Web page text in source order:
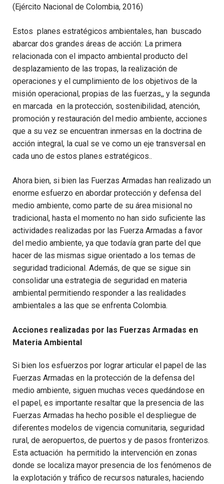
(Ejército Nacional de Colombia, 2016)
Estos planes estratégicos ambientales, han buscado
abarcar dos grandes áreas de acción: La primera
relacionada con el impacto ambiental producto del
desplazamiento de las tropas, la realización de
operaciones y el cumplimiento de los objetivos de la
misión operacional, propias de las fuerzas,, y la segunda
en marcada en la protección, sostenibilidad, atención,
promoción y restauración del medio ambiente, acciones
que a su vez se encuentran inmersas en la doctrina de
acción integral, la cual se ve como un eje transversal en
cada uno de estos planes estratégicos..
Ahora bien, si bien las Fuerzas Armadas han realizado un
enorme esfuerzo en abordar protección y defensa del
medio ambiente, como parte de su área misional no
tradicional, hasta el momento no han sido suficiente las
actividades realizadas por las Fuerza Armadas a favor
del medio ambiente, ya que todavía gran parte del que
hacer de las mismas sigue orientado a los temas de
seguridad tradicional. Además, de que se sigue sin
consolidar una estrategia de seguridad en materia
ambiental permitiendo responder a las realidades
ambientales a las que se enfrenta Colombia.
Acciones realizadas por las Fuerzas Armadas en
Materia Ambiental
Si bien los esfuerzos por lograr articular el papel de las
Fuerzas Armadas en la protección de la defensa del
medio ambiente, siguen muchas veces quedándose en
el papel, es importante resaltar que la presencia de las
Fuerzas Armadas ha hecho posible el despliegue de
diferentes modelos de vigencia comunitaria, seguridad
rural, de aeropuertos, de puertos y de pasos fronterizos.
Esta actuación ha permitido la intervención en zonas
donde se localiza mayor presencia de los fenómenos de
la explotación y tráfico de recursos naturales, haciendo